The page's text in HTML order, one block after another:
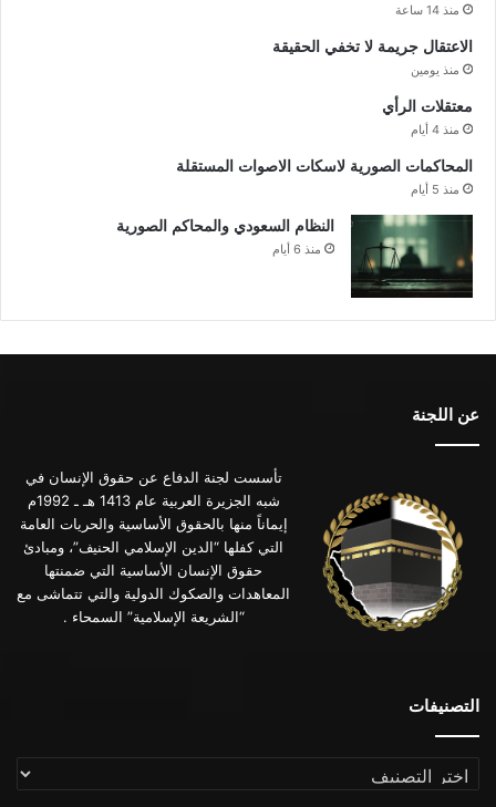
منذ 14 ساعة
الاعتقال جريمة لا تخفي الحقيقة
منذ يومين
معتقلات الرأي
منذ 4 أيام
المحاكمات الصورية لاسكات الاصوات المستقلة
منذ 5 أيام
النظام السعودي والمحاكم الصورية
منذ 6 أيام
عن اللجنة
تأسست لجنة الدفاع عن حقوق الإنسان في
شبه الجزيرة العربية عام 1413 هـ ـ 1992م
إيماناً منها بالحقوق الأساسية والحريات العامة
التي كفلها “الدين الإسلامي الحنيف”، ومبادئ
حقوق الإنسان الأساسية التي ضمنتها
المعاهدات والصكوك الدولية والتي تتماشى مع
“الشريعة الإسلامية” السمحاء .
التصنيفات
التصنيفات